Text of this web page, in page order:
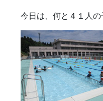
今日は、何と４１人